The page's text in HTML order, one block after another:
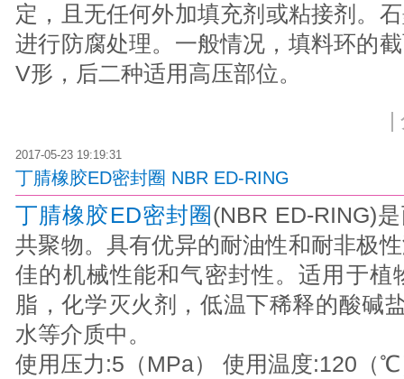
定，且无任何外加填充剂或粘接剂。
进行防腐处理。一般情况，填料环的
V形，后二种适用高压部位。
2017-05-23 19:19:31
丁腈橡胶ED密封圈 NBR ED-RING
丁腈橡胶ED密封圈 (NBR ED-RING)
共聚物。具有优异的耐油性和耐非极
佳的机械性能和气密封性。适用于植
脂，化学灭火剂，低温下稀释的酸碱
水等介质中。
使用压力:5（MPa） 使用温度:120（